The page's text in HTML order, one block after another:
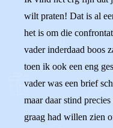
wilt praten! Dat is al
het is om die
vader inderdaad boos
toen ik ook een eng
vader was een brief
maar daar stind
graag had willen zien